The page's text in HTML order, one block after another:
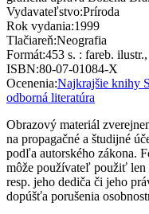
Vydavateľstvo:Príroda
Rok vydania:1999
Tlačiareň:Neografia
Formát:453 s. : fareb.
ISBN:80-07-01084-X
Ocenenia:Najkrajšie knihy
odborná literatúra
Obrazový materiál
na propagačné a študijné
podľa autorského zákona.
môže používateľ použiť len
resp. jeho dediča či jeho
dopúšťa porušenia